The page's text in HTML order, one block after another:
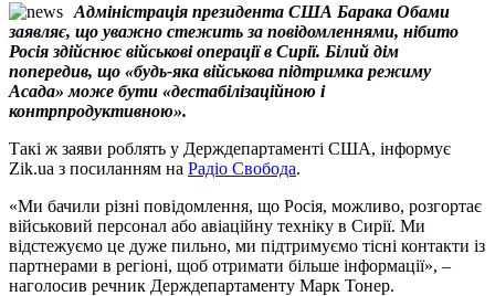
Адміністрація президента США Барака Обами
заявляє, що уважно стежить за повідомленнями, нібито
Росія здійснює військові операції в Сирії. Білий дім
попередив, що «будь-яка військова підтримка режиму
Асада» може бути «дестабілізаційною і
контрпродуктивною».
Такі ж заяви роблять у Держдепартаменті США, інформує
Zik.ua з посиланням на Радіо Свобода.
«Ми бачили різні повідомлення, що Росія, можливо, розгортає
військовий персонал або авіаційну техніку в Сирії. Ми
відстежуємо це дуже пильно, ми підтримуємо тісні контакти із
партнерами в регіоні, щоб отримати більше інформації», –
наголосив речник Держдепартаменту Марк Тонер.